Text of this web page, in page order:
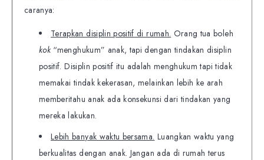
caranya:
Terapkan disiplin positif di rumah. Orang tua boleh
kok “menghukum” anak, tapi dengan tindakan disiplin
positif. Disiplin positif itu adalah menghukum tapi tidak
memakai tindak kekerasan, melainkan lebih ke arah
memberitahu anak ada konsekunsi dari tindakan yang
mereka lakukan.
Lebih banyak waktu bersama. Luangkan waktu yang
berkualitas dengan anak. Jangan ada di rumah terus